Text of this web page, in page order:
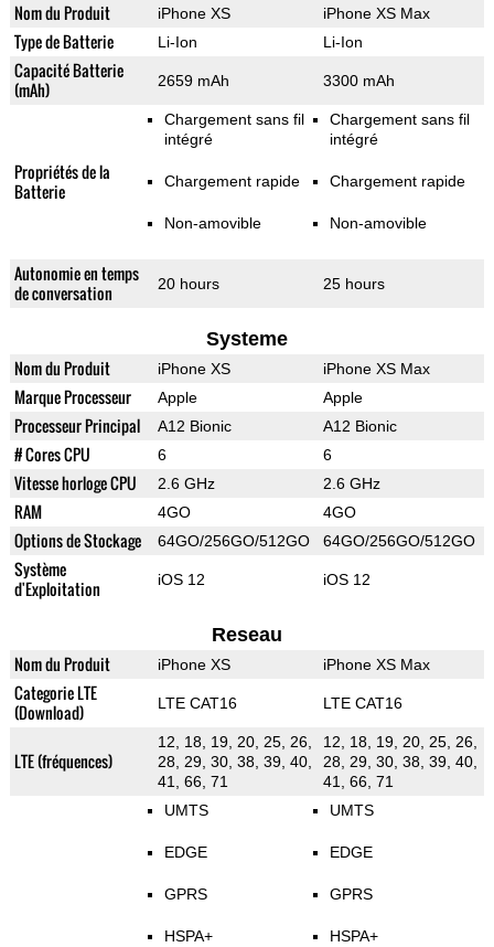
Nom du Produit iPhone XS iPhone XS Max
Type de Batterie Li-Ion Li-Ion
Capacité Batterie
(mAh)
2659 mAh 3300 mAh
Propriétés de la
Batterie
Chargement sans fil
intégré
Chargement rapide
Non-amovible
Chargement sans fil
intégré
Chargement rapide
Non-amovible
Autonomie en temps
de conversation
20 hours 25 hours
Systeme
Nom du Produit iPhone XS iPhone XS Max
Marque Processeur Apple Apple
Processeur Principal A12 Bionic A12 Bionic
# Cores CPU 6 6
Vitesse horloge CPU 2.6 GHz 2.6 GHz
RAM 4GO 4GO
Options de Stockage 64GO/256GO/512GO 64GO/256GO/512GO
Système
d'Exploitation
iOS 12 iOS 12
Reseau
Nom du Produit iPhone XS iPhone XS Max
Categorie LTE
(Download)
LTE CAT16 LTE CAT16
LTE (fréquences)
12, 18, 19, 20, 25, 26,
28, 29, 30, 38, 39, 40,
41, 66, 71
12, 18, 19, 20, 25, 26,
28, 29, 30, 38, 39, 40,
41, 66, 71
UMTS
EDGE
GPRS
HSPA+
UMTS
EDGE
GPRS
HSPA+